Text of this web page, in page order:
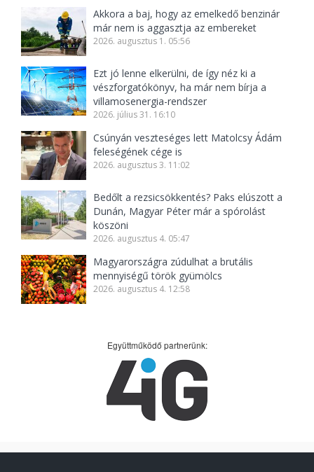
Akkora a baj, hogy az emelkedő benzinár
már nem is aggasztja az embereket
2026. augusztus 1. 05:56
Ezt jó lenne elkerülni, de így néz ki a
vészforgatókönyv, ha már nem bírja a
villamosenergia-rendszer
2026. július 31. 16:10
Csúnyán veszteséges lett Matolcsy Ádám
feleségének cége is
2026. augusztus 3. 11:02
Bedőlt a rezsicsökkentés? Paks elúszott a
Dunán, Magyar Péter már a spórolást
köszöni
2026. augusztus 4. 05:47
Magyarországra zúdulhat a brutális
mennyiségű török gyümölcs
2026. augusztus 4. 12:58
Együttműködő partnerünk: